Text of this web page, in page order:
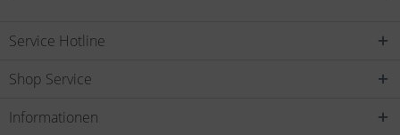
Service Hotline
Shop Service
Informationen